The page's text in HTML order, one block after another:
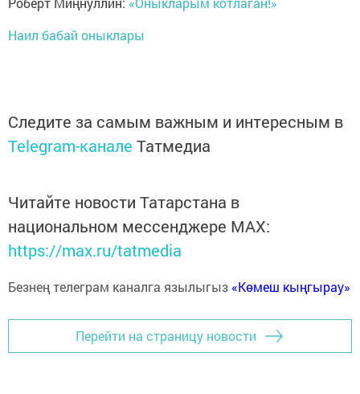
Наил бабай оныклары
Следите за самым важным и интересным в
Telegram-канале Татмедиа
Читайте новости Татарстана в
национальном мессенджере MАХ:
https://max.ru/tatmedia
Безнең телеграм каналга язылыгыз «Көмеш кыңгырау»
Перейти на страницу новости